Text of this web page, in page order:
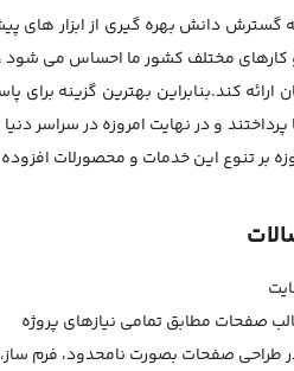
که گسترش دانش بهره گیری از ابزار
مختلف کشور ما احساس می شود ،
کند.بنابراین بهترین گزینه برای
پرداختند و در نهایت امروزه در سراسر
بر تنوع این خدمات و محصورلات
صفحات مطابق تمامی نیازهای پروژه
طراحی صفحات بصورت نامحدود، فرم